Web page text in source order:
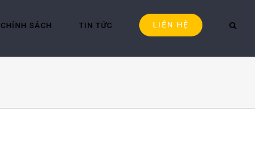
CHÍNH SÁCH TIN TỨC LIÊN HỆ